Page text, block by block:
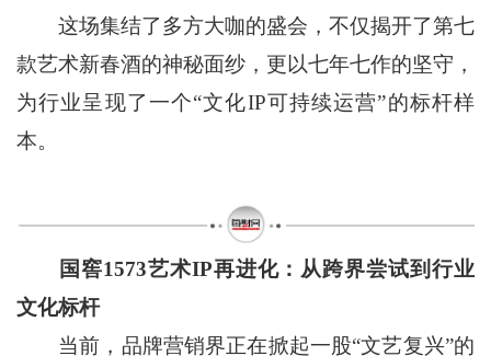
这场集结了多方大咖的盛会，不仅揭开了第七
款艺术新春酒的神秘面纱，更以七年七作的坚守，
为行业呈现了一个“文化IP可持续运营”的标杆样
本。
国窖1573艺术IP再进化：从跨界尝试到行业
文化标杆
当前，品牌营销界正在掀起一股“文艺复兴”的